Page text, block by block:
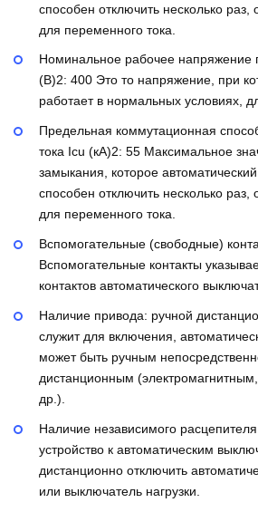
способен отключить несколько раз,
для переменного тока.
Номинальное рабочее напряжение
(В)2: 400 Это то напряжение, при
работает в нормальных условиях,
Предельная коммутационная
тока Icu (кА)2: 55 Максимальное
замыкания, которое
способен отключить несколько раз,
для переменного тока.
Вспомогательные (свободные)
Вспомогательные контакты
контактов автоматического
Наличие привода: ручной
служит для включения,
может быть ручным
дистанционным
др.).
Наличие независимого
устройство к автоматическим
дистанционно отключить
или выключатель нагрузки.